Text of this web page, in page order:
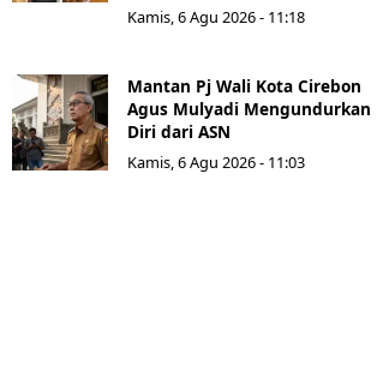
Kamis, 6 Agu 2026 - 11:18
Mantan Pj Wali Kota Cirebon
Agus Mulyadi Mengundurkan
Diri dari ASN
Kamis, 6 Agu 2026 - 11:03